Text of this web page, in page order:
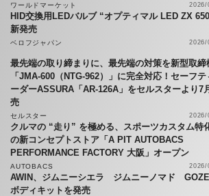
ワールドマーケット 2026/
HID交換用LEDバルブ “オプティマル LED ZX
新発売
ベロフジャパン
2026/
最先端の取り締まりに、最先端の対策を新型取締
「JMA-600（NTG-962）」に完全対応！セーフテ
ーダーASSURA「AR-126A」をセルスターより7
売
セルスター 2026/
クルマの “走り” を極める、スポーツカスタム特
の新コンセプトストア「A PIT AUTOBACS
PERFORMANCE FACTORY 大阪」オープン
AUTOBACS 2026/
AWIN、ジムニーシエラ ジムニーノマド
ボディキットを発売